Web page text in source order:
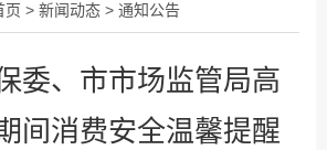
页 > 新闻动态 > 通知公告
委、市市场监管局高
间消费安全温馨提醒